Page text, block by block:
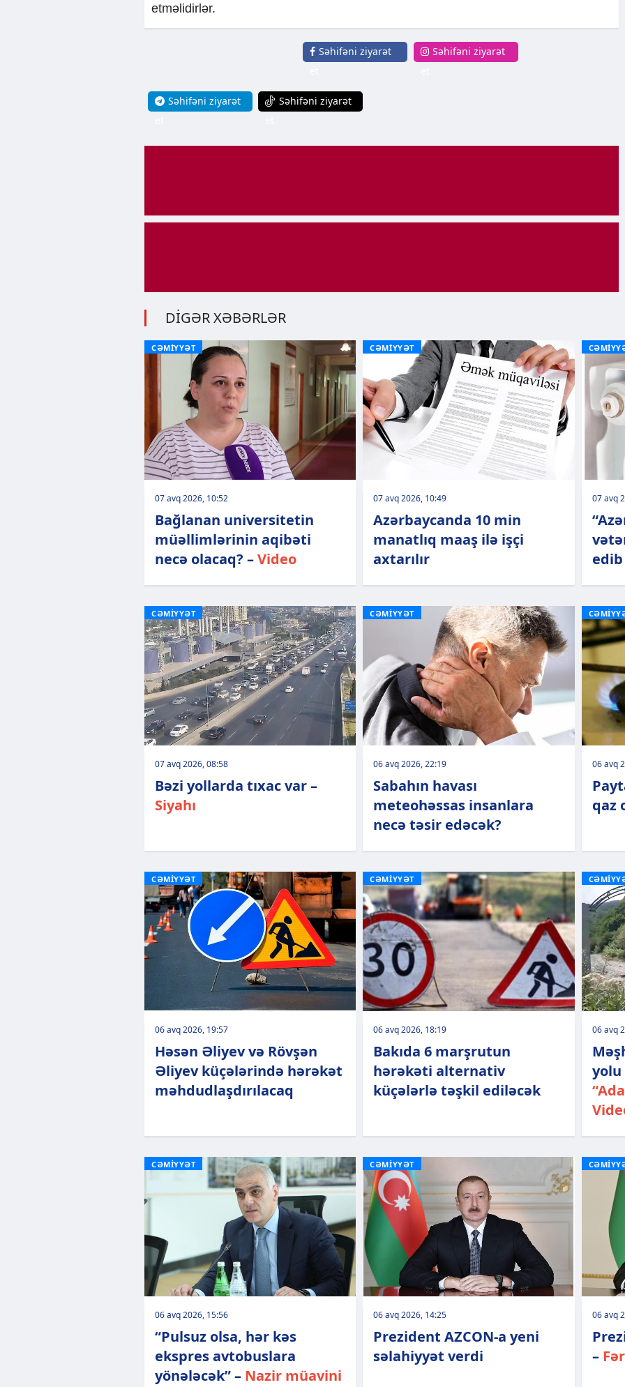
etməlidirlər.
Səhifəni ziyarət
Səhifəni ziyarət
Səhifəni ziyarət
Səhifəni ziyarət
DİGƏR XƏBƏRLƏR
CƏMİYYƏT
07 avq 2026, 10:52
Bağlanan universitetin
müəllimlərinin aqibəti
necə olacaq? –Video
CƏMİYYƏT
07 avq 2026, 10:49
Azərbaycanda 10 min
manatlıq maaş ilə işçi
axtarılır
07 avq
edib
CƏMİYYƏT
07 avq 2026, 08:58
Bəzi yollarda tıxac var –
Siyahı
CƏMİYYƏT
06 avq 2026, 22:19
Sabahın havası
meteohəssas insanlara
necə təsir edəcək?
06 avq
qaz
CƏMİYYƏT
06 avq 2026, 19:57
Həsən Əliyev və Rövşən
Əliyev küçələrində hərəkət
məhdudlaşdırılacaq
CƏMİYYƏT
06 avq 2026, 18:19
Bakıda 6 marşrutun
hərəkəti alternativ
küçələrlə təşkil ediləcək
06 avq
CƏMİYYƏT
06 avq 2026, 15:56
“Pulsuz olsa, hər kəs
ekspres avtobuslara
yönələcək” – Nazir müavini
CƏMİYYƏT
06 avq 2026, 14:25
Prezident AZCON-a yeni
səlahiyyət verdi
06 avq
–